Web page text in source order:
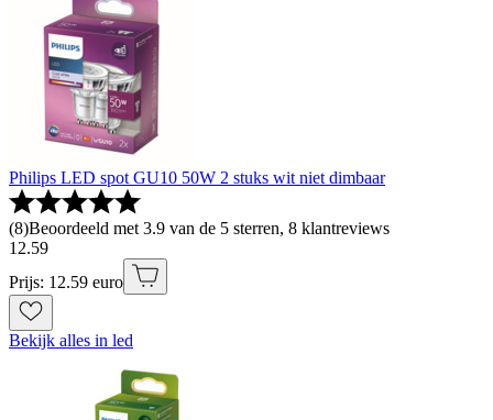
Philips LED spot GU10 50W 2 stuks wit niet dimbaar
(8)Beoordeeld met 3.9 van de 5 sterren, 8 klantreviews
12.59
Prijs: 12.59 euro
Bekijk alles in led